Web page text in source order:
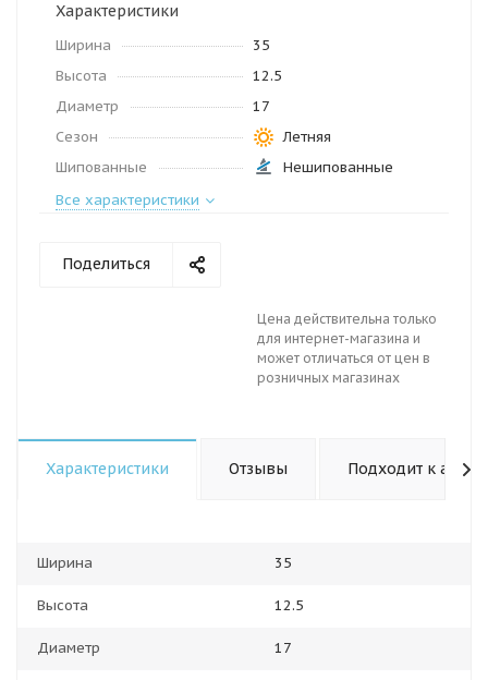
Характеристики
Ширина
35
Высота
12.5
Диаметр
17
Сезон
Летняя
Шипованные
Нешипованные
Все характеристики
Поделиться
Цена действительна только
для интернет-магазина и
может отличаться от цен в
розничных магазинах
Характеристики Отзывы Подходит к авто
Ширина 35
Высота 12.5
Диаметр 17